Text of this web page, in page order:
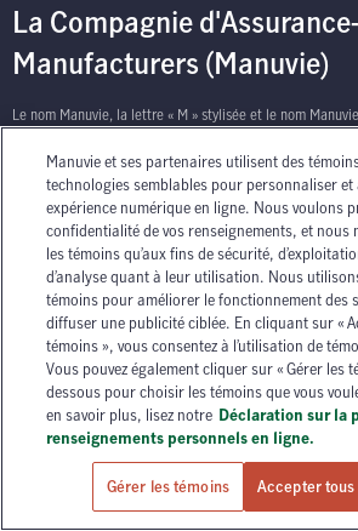
La Compagnie
Manufacturers (Manuvie)
Le nom Manuvie, la lettre « M » stylisée et le nom
Manufacturers qu’elle et ses sociétés affiliées utilisent
d’Assurance-Vie Manufacturers, 2026. Tous droits
STN Waterloo, Waterloo, Ontario N2J 4B8.
has context menu
Manuvie et ses partenaires utilisent des
technologies semblables pour personnaliser
expérience numérique en ligne. Nous voulons
confidentialité de vos renseignements, et nous
les témoins qu’aux fins de sécurité,
d’analyse quant à leur utilisation. Nous
témoins pour améliorer le fonctionnement des
diffuser une publicité ciblée. En cliquant sur «
témoins », vous consentez à l’utilisation de
Vous pouvez également cliquer sur « Gérer les
dessous pour choisir les témoins que vous
en savoir plus, lisez notre Déclaration sur la
renseignements personnels en ligne.
Gérer les témoins Accepter